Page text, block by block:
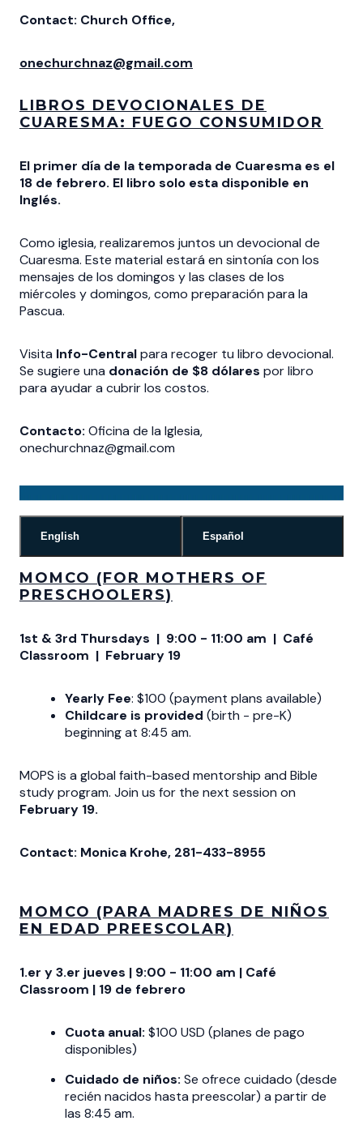
Contact: Church Office,
onechurchnaz@gmail.com
LIBROS DEVOCIONALES DE
CUARESMA: FUEGO CONSUMIDOR
El primer día de la temporada de Cuaresma es el
18 de febrero. El libro solo esta disponible en
Inglés.
Como iglesia, realizaremos juntos un devocional de
Cuaresma. Este material estará en sintonía con los
mensajes de los domingos y las clases de los
miércoles y domingos, como preparación para la
Pascua.
Visita Info-Centralpara recoger tu libro devocional.
Se sugiere una donación de $8 dólares por libro
para ayudar a cubrir los costos.
Contacto: Oficina de la Iglesia,
onechurchnaz@gmail.com
English Español
MOMCO (FOR MOTHERS OF
PRESCHOOLERS)
1st & 3rd Thursdays | 9:00 - 11:00 am | Café
Classroom | February 19
Yearly Fee: $100 (payment plans available)
Childcare is provided (birth - pre-K)
beginning at 8:45 am.
MOPS is a global faith-based mentorship and Bible
study program. Join us for the next session on
February 19.
Contact: Monica Krohe, 281-433-8955
MOMCO (PARA MADRES DE NIÑOS
EN EDAD PREESCOLAR)
1.er y 3.er jueves | 9:00 - 11:00 am | Café
Classroom | 19 de febrero
Cuota anual: $100 USD (planes de pago
disponibles)
Cuidado de niños: Se ofrece cuidado (desde
recién nacidos hasta preescolar) a partir de
las 8:45 am.